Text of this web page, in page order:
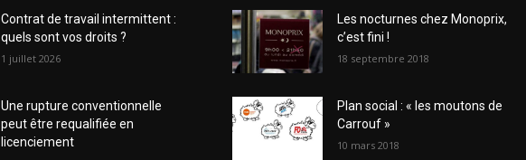
Contrat de travail intermittent :
quels sont vos droits ?
1 juillet 2026
Une rupture conventionnelle
peut être requalifiée en
licenciement
Les nocturnes chez Monoprix,
c’est fini !
18 septembre 2018
Plan social : « les moutons de
Carrouf »
10 mars 2018